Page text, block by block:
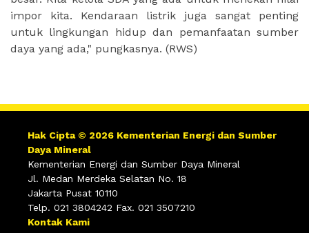
impor kita. Kendaraan listrik juga sangat penting
untuk lingkungan hidup dan pemanfaatan sumber
daya yang ada," pungkasnya. (RWS)
Hak Cipta © 2026 Kementerian Energi dan Sumber
Daya Mineral
Kementerian Energi dan Sumber Daya Mineral
Jl. Medan Merdeka Selatan No. 18
Jakarta Pusat 10110
Telp. 021 3804242 Fax. 021 3507210
Kontak Kami